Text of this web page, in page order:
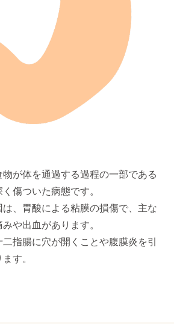
が体を通過する過程の一部である
傷ついた病態です。
、胃酸による粘膜の損傷で、主な
や出血があります。
指腸に穴が開くことや腹膜炎を引
す。